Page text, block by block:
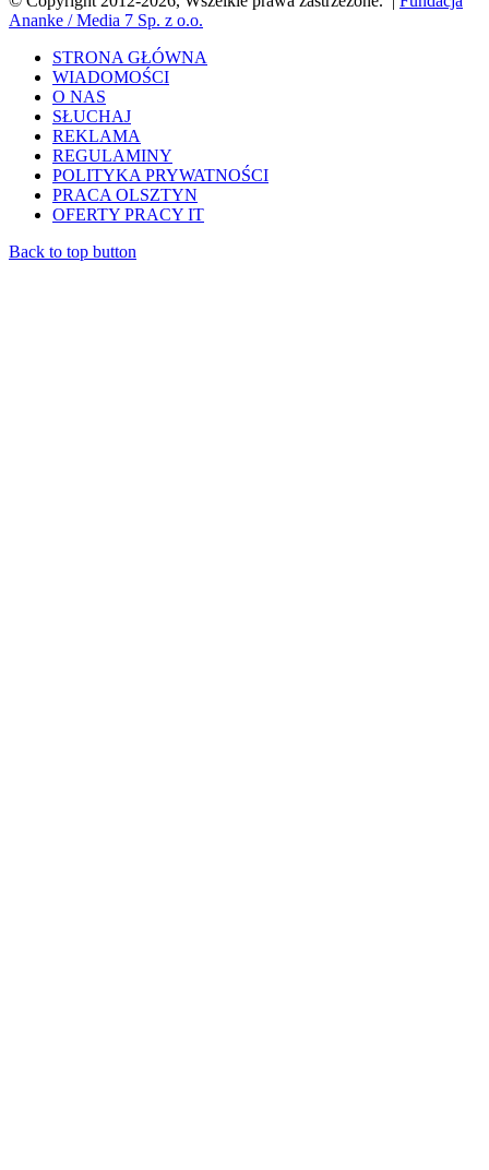
Ananke / Media 7 Sp. z o.o.
STRONA GŁÓWNA
WIADOMOŚCI
O NAS
SŁUCHAJ
REKLAMA
REGULAMINY
POLITYKA PRYWATNOŚCI
PRACA OLSZTYN
OFERTY PRACY IT
Back to top button